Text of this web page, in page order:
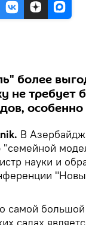
более
не требует
В
"семейной
науки и
самой
садах